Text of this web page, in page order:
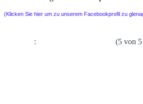
(Klicken Sie hier um zu unserem Facebookprofil zu
: (5 von